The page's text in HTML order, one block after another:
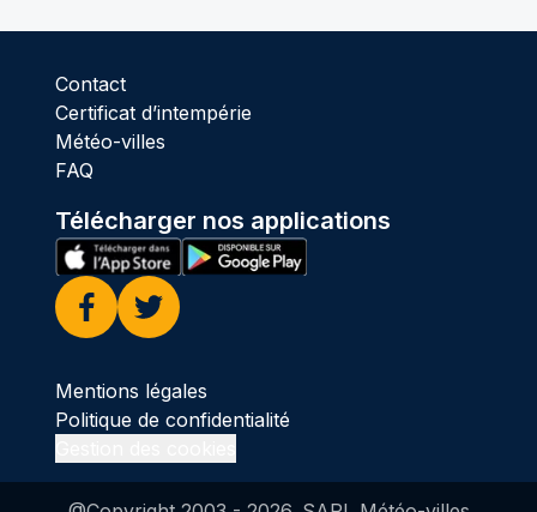
Contact
Certificat d’intempérie
Météo-villes
FAQ
Télécharger nos applications
Facebook
Twitter
Mentions légales
Politique de confidentialité